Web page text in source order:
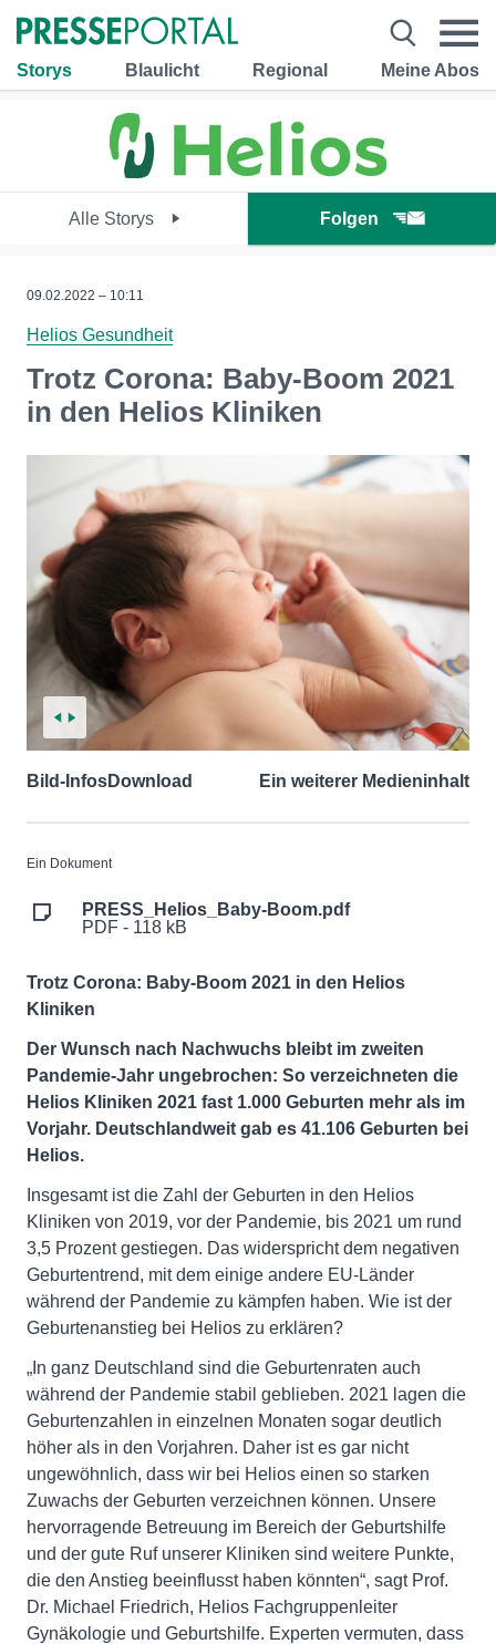
Storys Blaulicht Regional Meine Abos
Alle Storys Folgen
09.02.2022 – 10:11
Helios Gesundheit
Trotz Corona: Baby-Boom 2021
in den Helios Kliniken
Bild-InfosDownload Ein weiterer Medieninhalt
Ein Dokument
PRESS_Helios_Baby-Boom.pdf
PDF - 118 kB
Trotz Corona: Baby-Boom 2021 in den Helios
Kliniken
Der Wunsch nach Nachwuchs bleibt im zweiten
Pandemie-Jahr ungebrochen: So verzeichneten die
Helios Kliniken 2021 fast 1.000 Geburten mehr als im
Vorjahr. Deutschlandweit gab es 41.106 Geburten bei
Helios.
Insgesamt ist die Zahl der Geburten in den Helios
Kliniken von 2019, vor der Pandemie, bis 2021 um rund
3,5 Prozent gestiegen. Das widerspricht dem negativen
Geburtentrend, mit dem einige andere EU-Länder
während der Pandemie zu kämpfen haben. Wie ist der
Geburtenanstieg bei Helios zu erklären?
„In ganz Deutschland sind die Geburtenraten auch
während der Pandemie stabil geblieben. 2021 lagen die
Geburtenzahlen in einzelnen Monaten sogar deutlich
höher als in den Vorjahren. Daher ist es gar nicht
ungewöhnlich, dass wir bei Helios einen so starken
Zuwachs der Geburten verzeichnen können. Unsere
hervorragende Betreuung im Bereich der Geburtshilfe
und der gute Ruf unserer Kliniken sind weitere Punkte,
die den Anstieg beeinflusst haben könnten“, sagt Prof.
Dr. Michael Friedrich, Helios Fachgruppenleiter
Gynäkologie und Geburtshilfe. Experten vermuten, dass